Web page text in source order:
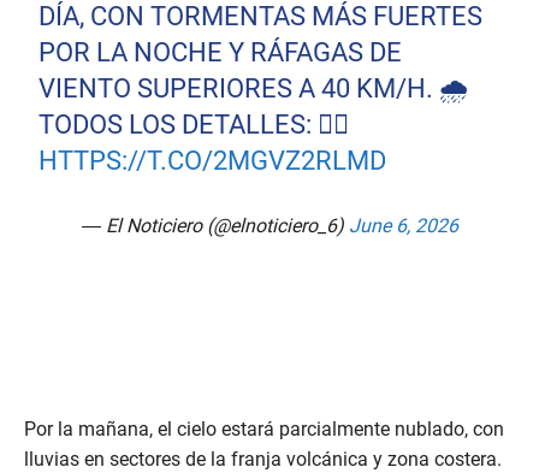
DÍA, CON TORMENTAS MÁS FUERTES
POR LA NOCHE Y RÁFAGAS DE
VIENTO SUPERIORES A 40 KM/H. 🌧️
TODOS LOS DETALLES: 👇🏻
HTTPS://T.CO/2MGVZ2RLMD
— El Noticiero (@elnoticiero_6) June 6, 2026
Por la mañana, el cielo estará parcialmente nublado, con
lluvias en sectores de la franja volcánica y zona costera.